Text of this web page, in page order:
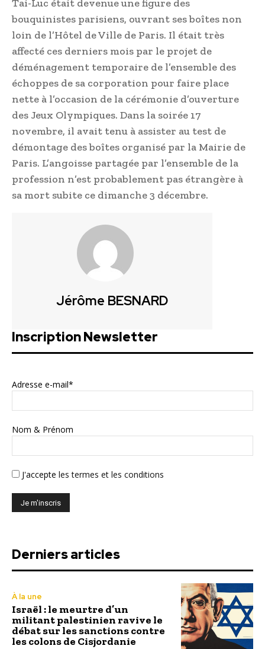
Tai-Luc était devenue une figure des
bouquinistes parisiens, ouvrant ses boîtes non
loin de l’Hôtel de Ville de Paris. Il était très
affecté ces derniers mois par le projet de
déménagement temporaire de l’ensemble des
échoppes de sa corporation pour faire place
nette à l’occasion de la cérémonie d’ouverture
des Jeux Olympiques. Dans la soirée 17
novembre, il avait tenu à assister au test de
démontage des boîtes organisé par la Mairie de
Paris. L’angoisse partagée par l’ensemble de la
profession n’est probablement pas étrangère à
sa mort subite ce dimanche 3 décembre.
Jérôme BESNARD
Inscription Newsletter
Adresse e-mail*
Nom & Prénom
J'accepte les termes et les conditions
Derniers articles
À la une
Israël : le meurtre d’un
militant palestinien ravive le
débat sur les sanctions contre
les colons de Cisjordanie